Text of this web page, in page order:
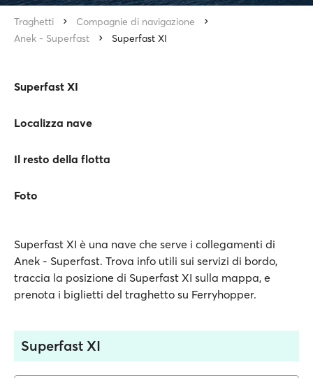
Traghetti
Compagnie di navigazione
Anek - Superfast
Superfast XI
Superfast XI
Localizza nave
Il resto della flotta
Foto
Superfast XI è una nave che serve i collegamenti di
Anek - Superfast. Trova info utili sui servizi di bordo,
traccia la posizione di Superfast XI sulla mappa, e
prenota i biglietti del traghetto su Ferryhopper.
Superfast XI